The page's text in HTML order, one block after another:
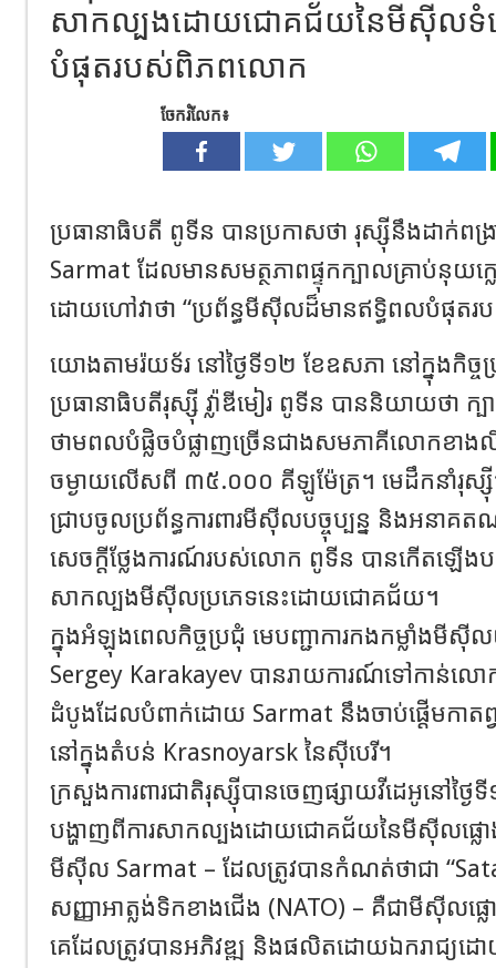
សាកល្បងដោយជោគជ័យនៃមីស៊ីលទំន
បំផុតរបស់ពិភពលោក
ចែករំលែក៖
ប្រធានាធិបតី ពូទីន បានប្រកាសថា រុស្ស៊ីនឹងដាក់ពង្
Sarmat ដែលមានសមត្ថភាពផ្ទុកក្បាលគ្រាប់នុយក្លេ
ដោយហៅវាថា “ប្រព័ន្ធមីស៊ីលដ៏មានឥទ្ធិពលបំផុត
យោងតាមរ៉យទ័រ នៅថ្ងៃទី១២ ខែឧសភា នៅក្នុងកិច្ច
ប្រធានាធិបតីរុស្ស៊ី វ្ល៉ាឌីមៀរ ពូទីន បាននិយាយថា ក្
ថាមពលបំផ្លិចបំផ្លាញច្រើនជាងសមភាគីលោកខា
ចម្ងាយលើសពី ៣៥.០០០ គីឡូម៉ែត្រ។ មេដឹកនាំរុស្ស៊ីប
ជ្រាបចូលប្រព័ន្ធការពារមីស៊ីលបច្ចុប្បន្ន និងអនាគ
សេចក្តីថ្លែងការណ៍របស់លោក ពូទីន បានកើតឡើងប
សាកល្បងមីស៊ីលប្រភេទនេះដោយជោគជ័យ។
ក្នុងអំឡុងពេលកិច្ចប្រជុំ មេបញ្ជាការកងកម្លាំងមីស៊ី
Sergey Karakayev បានរាយការណ៍ទៅកាន់លោ
ដំបូងដែលបំពាក់ដោយ Sarmat នឹងចាប់ផ្តើមកាតព្វ
នៅក្នុងតំបន់ Krasnoyarsk នៃស៊ីបេរី។
ក្រសួងការពារជាតិរុស្ស៊ីបានចេញផ្សាយវីដេអូនៅថ្ង
បង្ហាញពីការសាកល្បងដោយជោគជ័យនៃមីស៊ីលផ្លោង
មីស៊ីល Sarmat – ដែលត្រូវបានកំណត់ថាជា
សញ្ញាអាត្លង់ទិកខាងជើង (NATO) – គឺជាមីស៊ីលផ្ល
គេដែលត្រូវបានអភិវឌ្ឍ និងផលិតដោយឯករាជ្យដ